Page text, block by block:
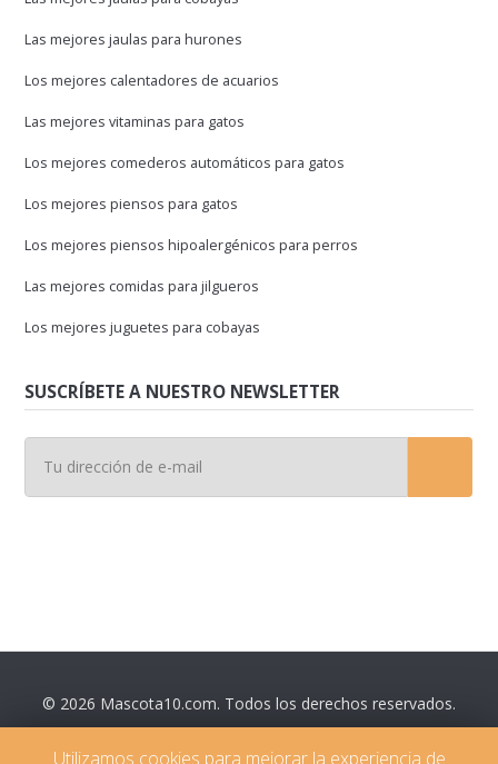
Las mejores jaulas para hurones
Los mejores calentadores de acuarios
Las mejores vitaminas para gatos
Los mejores comederos automáticos para gatos
Los mejores piensos para gatos
Los mejores piensos hipoalergénicos para perros
Las mejores comidas para jilgueros
Los mejores juguetes para cobayas
SUSCRÍBETE A NUESTRO NEWSLETTER
© 2026 Mascota10.com. Todos los derechos reservados.
Utilizamos cookies para mejorar la experiencia de